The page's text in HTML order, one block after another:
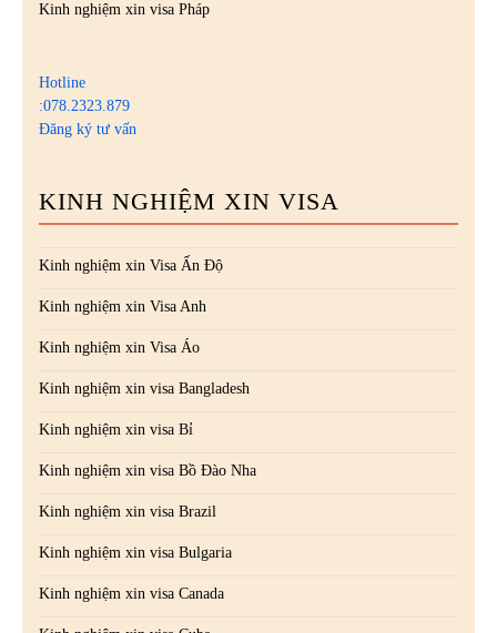
Kinh nghiệm xin visa Pháp
Hotline
:078.2323.879
Đăng ký tư vấn
KINH NGHIỆM XIN VISA
Kinh nghiệm xin Visa Ấn Độ
Kinh nghiệm xin Visa Anh
Kinh nghiệm xin Visa Áo
Kinh nghiệm xin visa Bangladesh
Kinh nghiệm xin visa Bỉ
Kinh nghiệm xin visa Bồ Đào Nha
Kinh nghiệm xin visa Brazil
Kinh nghiệm xin visa Bulgaria
Kinh nghiệm xin visa Canada